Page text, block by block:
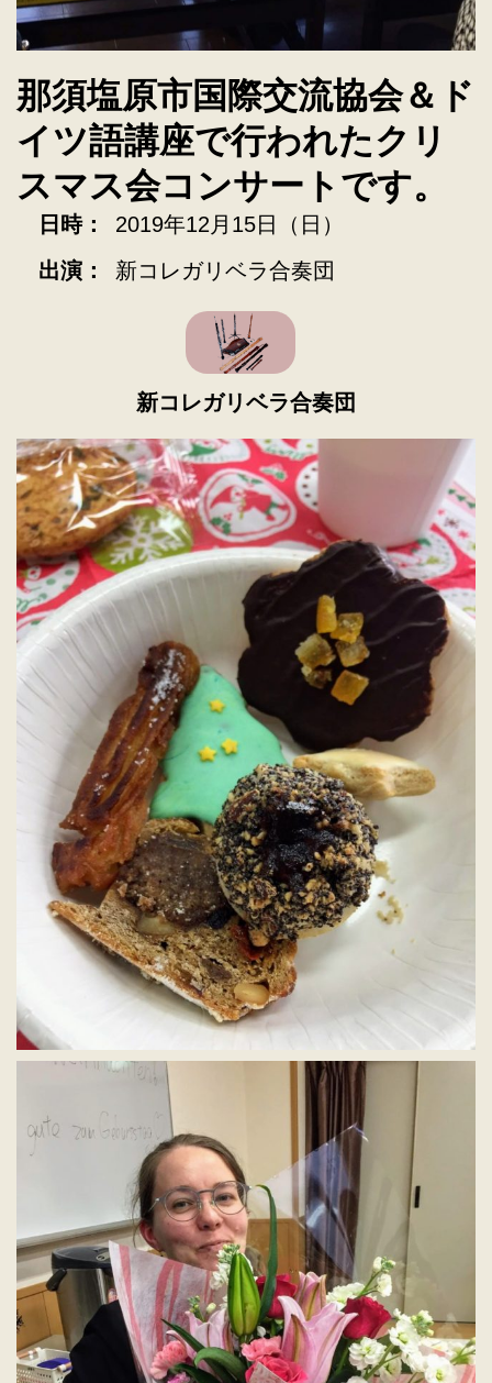
那須塩原市国際交流協会＆ド
イツ語講座で行われたクリ
スマス会コンサートです。
日時：
2019年12月15日（日）
出演：
新コレガリベラ合奏団
新コレガリベラ合奏団